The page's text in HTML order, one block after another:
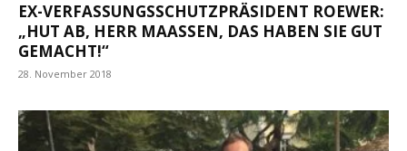
EX-VERFASSUNGSSCHUTZPRÄSIDENT ROEWER:
„HUT AB, HERR MAASSEN, DAS HABEN SIE GUT G
EMACHT!“
28. November 2018